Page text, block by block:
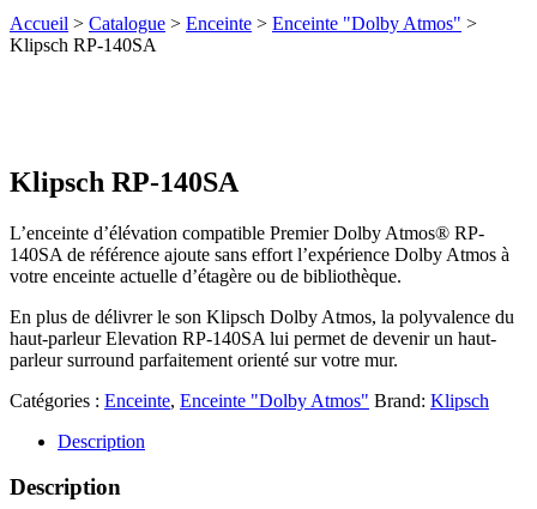
Accueil > Catalogue > Enceinte > Enceinte "Dolby Atmos" >
Klipsch RP-140SA
Klipsch RP-140SA
L’enceinte d’élévation compatible Premier Dolby Atmos® RP-
140SA de référence ajoute sans effort l’expérience Dolby Atmos à
votre enceinte actuelle d’étagère ou de bibliothèque.
En plus de délivrer le son Klipsch Dolby Atmos, la polyvalence du
haut-parleur Elevation RP-140SA lui permet de devenir un haut-
parleur surround parfaitement orienté sur votre mur.
Catégories : Enceinte, Enceinte "Dolby Atmos" Brand: Klipsch
Description
Description